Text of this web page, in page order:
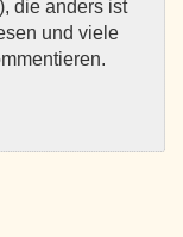
die anders ist
und viele